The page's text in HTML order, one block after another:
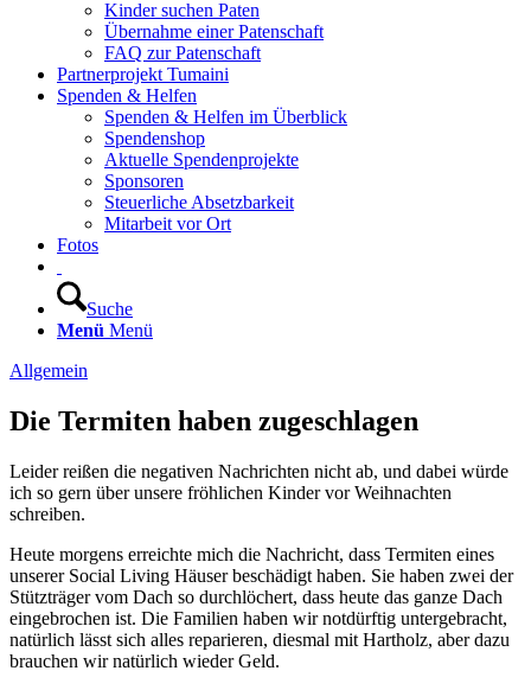
Kinder suchen Paten
Übernahme einer Patenschaft
FAQ zur Patenschaft
Partnerprojekt Tumaini
Spenden & Helfen
Spenden & Helfen im Überblick
Spendenshop
Aktuelle Spendenprojekte
Sponsoren
Steuerliche Absetzbarkeit
Mitarbeit vor Ort
Fotos
Suche
Menü Menü
Allgemein
Die Termiten haben zugeschlagen
Leider reißen die negativen Nachrichten nicht ab, und dabei würde
ich so gern über unsere fröhlichen Kinder vor Weihnachten
schreiben.
Heute morgens erreichte mich die Nachricht, dass Termiten eines
unserer Social Living Häuser beschädigt haben. Sie haben zwei der
Stützträger vom Dach so durchlöchert, dass heute das ganze Dach
eingebrochen ist. Die Familien haben wir notdürftig untergebracht,
natürlich lässt sich alles reparieren, diesmal mit Hartholz, aber dazu
brauchen wir natürlich wieder Geld.